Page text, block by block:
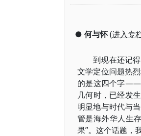
● 何与怀(进入专
到现在还记
文学定位问题热
的是这四个字
几何时，已经发
明显地与时代与
管是海外华人生
果”。这个话题，